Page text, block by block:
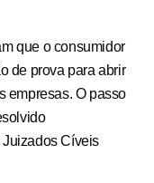
que o consumidor
de prova para abrir
empresas. O passo
Juizados Cíveis